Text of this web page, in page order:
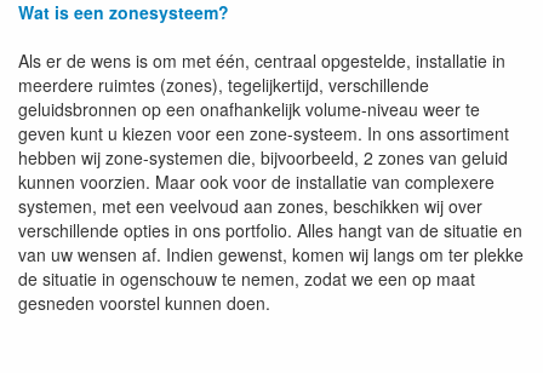
Wat is een zonesysteem?
Als er de wens is om met één, centraal opgestelde, installatie in
meerdere ruimtes (zones), tegelijkertijd, verschillende
geluidsbronnen op een onafhankelijk volume-niveau weer te
geven kunt u kiezen voor een zone-systeem. In ons assortiment
hebben wij zone-systemen die, bijvoorbeeld, 2 zones van geluid
kunnen voorzien. Maar ook voor de installatie van complexere
systemen, met een veelvoud aan zones, beschikken wij over
verschillende opties in ons portfolio. Alles hangt van de situatie en
van uw wensen af. Indien gewenst, komen wij langs om ter plekke
de situatie in ogenschouw te nemen, zodat we een op maat
gesneden voorstel kunnen doen.